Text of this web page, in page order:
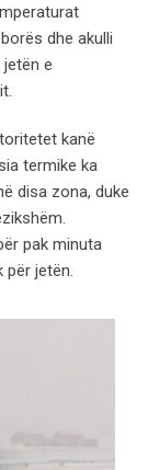
dhe akulli
e
kanë
termike ka
disa zona, duke
pak minuta
për jetën.